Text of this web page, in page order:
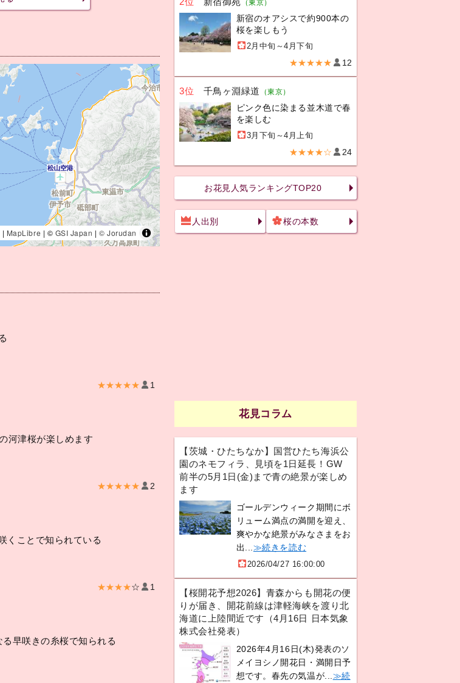
| MapLibre | © GSI Japan |© Jorudan
★★★★★ 1
河津桜が楽しめます
★★★★★ 2
くことで知られている
★★★★☆ 1
早咲きの糸桜で知られる
（東京）
新宿のオアシスで約900本の
桜を楽しもう
2月中旬～4月下旬
★★★★★ 12
3位 千鳥ヶ淵緑道 （東京）
ピンク色に染まる並木道で春
を楽しむ
3月下旬～4月上旬
★★★★☆ 24
お花見人気ランキングTOP20
人出別 桜の本数
花見コラム
【茨城・ひたちなか】国営ひたち海浜公
園のネモフィラ、見頃を1日延長！GW
前半の5月1日(金)まで青の絶景が楽しめ
ます
ゴールデンウィーク期間にボ
リューム満点の満開を迎え、
爽やかな絶景がみなさまをお
出... ≫続きを読む
2026/04/27 16:00:00
【桜開花予想2026】青森からも開花の便
りが届き、開花前線は津軽海峡を渡り北
海道に上陸間近です（4月16日 日本気象
株式会社発表）
2026年4月16日(木)発表のソ
メイヨシノ開花日・満開日予
想です。春先の気温が... ≫続